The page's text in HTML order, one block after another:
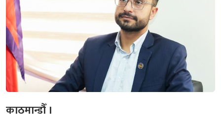
काठमान्डौँ ।